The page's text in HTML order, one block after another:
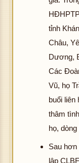
tỉnh
Châu,
Dương,
Các
Vũ, họ
buổi liên
thâm
họ, dòng
Sau hơn
lập